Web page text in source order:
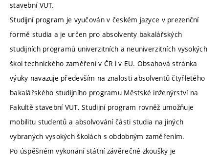
stavební VUT.
Studijní program je vyučován v českém jazyce v prezenční
formě studia a je určen pro absolventy bakalářských
studijních programů univerzitních a neuniverzitních vysokých
škol technického zaměření v ČR i v EU. Obsahová stránka
výuky navazuje především na znalosti absolventů čtyřletého
bakalářského studijního programu Městské inženýrství na
Fakultě stavební VUT. Studijní program rovněž umožňuje
mobilitu studentů a absolvování části studia na jiných
vybraných vysokých školách s obdobným zaměřením.
Po úspěšném vykonání státní závěrečné zkoušky je